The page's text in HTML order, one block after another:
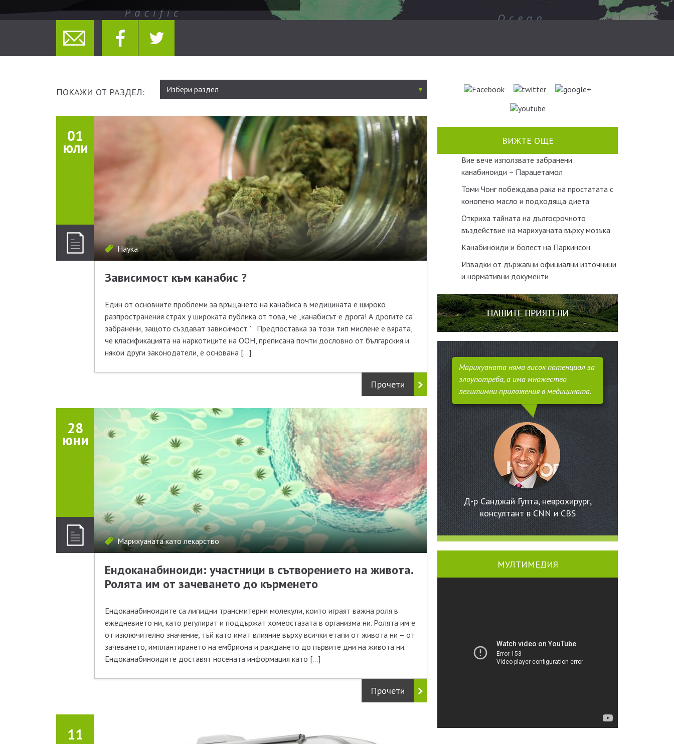
ПОКАЖИ ОТ РАЗДЕЛ: Избери раздел
01
юли
Наука
Зависимост към канабис ?
Един от основните проблеми за връщането на канабиса в медицината е широко
разпространения страх у широката публика от това, че „канабисът е дрога! А дрогите са
забранени, защото създават зависимост.” Предпоставка за този тип мислене е вярата,
че класификацията на наркотиците на ООН, преписана почти дословно от българския и
някои други законодатели, е основана […]
Прочети
28
юни
Марихуаната като лекарство
Ендоканабиноиди: участници в сътворението на живота.
Ролята им от зачеването до кърменето
Ендоканабиноидите са липидни трансмитерни молекули, които играят важна роля в
ежедневието ни, като регулират и поддържат хомеостазата в организма ни. Ролята им е
от изключително значение, тъй като имат влияние върху всички етапи от живота ни – от
зачеването, имплантирането на ембриона и раждането до първите дни на живота ни.
Ендоканабиноидите доставят носената информация като […]
Прочети
11
ВИЖТЕ ОЩЕ
Вие вече използвате забранени
канабиноиди – Парацетамол
Томи Чонг побеждава рака на простатата с
конопено масло и подходяща диета
Откриха тайната на дългосрочното
въздействие на марихуаната върху мозъка
Канабиноиди и болест на Паркинсон
Извадки от държавни официални източници
и нормативни документи
Марихуаната няма висок потенциал за
злоупотреба, а има множество
легитимни приложения в медицината.
Д-р Санджай Гупта, неврохирург,
консултант в CNN и CBS
МУЛТИМЕДИЯ